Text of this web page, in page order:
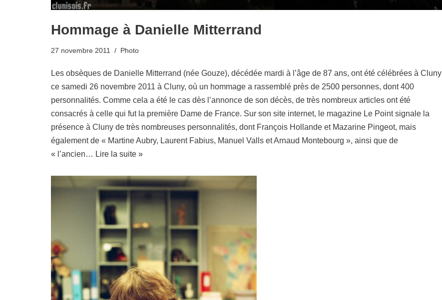
Hommage à Danielle Mitterrand
27 novembre 2011 Photo
Les obsèques de Danielle Mitterrand (née Gouze), décédée mardi à l’âge de 87 ans, ont été célébrées à Cluny
ce samedi 26 novembre 2011 à Cluny, où un hommage a rassemblé près de 2500 personnes, dont 400
personnalités. Comme cela a été le cas dès l’annonce de son décès, de très nombreux articles ont été
consacrés à celle qui fut la première Dame de France. Sur son site internet, le magazine Le Point signale la
présence à Cluny de très nombreuses personnalités, dont François Hollande et Mazarine Pingeot, mais
également de « Martine Aubry, Laurent Fabius, Manuel Valls et Arnaud Montebourg », ainsi que de
« l’ancien… Lire la suite »